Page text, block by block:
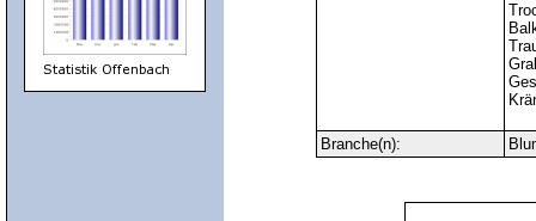
Branche(n):